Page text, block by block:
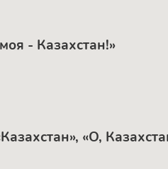
- Казахстан!»
«О,